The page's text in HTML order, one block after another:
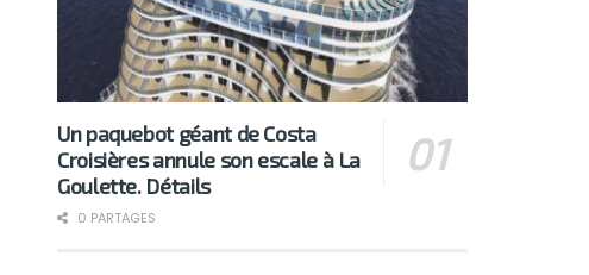
Un paquebot géant de Costa
Croisières annule son escale à La
Goulette. Détails
0 PARTAGES